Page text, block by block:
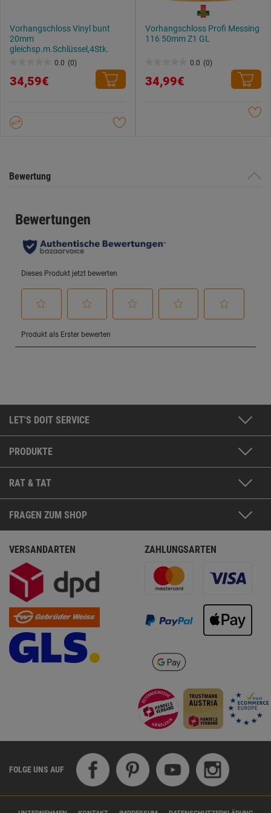
Vorhangschloss Vinyl bunt
20mm
gleichsp.m.Schlüssel,4Stk.
0.0 (0)
von
34,59€
Vorhangschloss Profi Messing
116 50mm Z1 GL
0.0 (0)
von
34,99€
Bewertung
LET'S DOIT SERVICE
PRODUKTE
RAT & TAT
FRAGEN ZUM SHOP
VERSANDARTEN ZAHLUNGSARTEN
FOLGE UNS AUF